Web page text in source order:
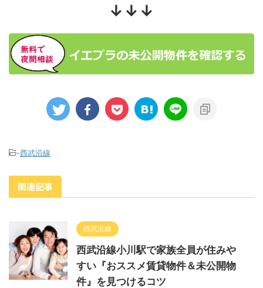
↓↓↓
-西武沿線
関連記事
西武沿線
西武沿線小川駅で家族全員が住みや
すい『おススメ賃貸物件＆未公開物
件』を見つけるコツ